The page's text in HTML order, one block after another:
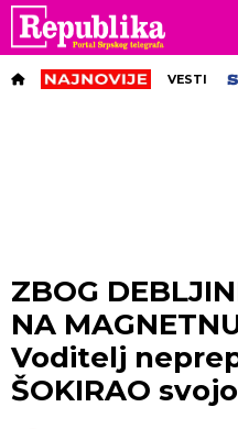
VESTI
ZBOG
NA
Voditelj
ŠOKIRAO